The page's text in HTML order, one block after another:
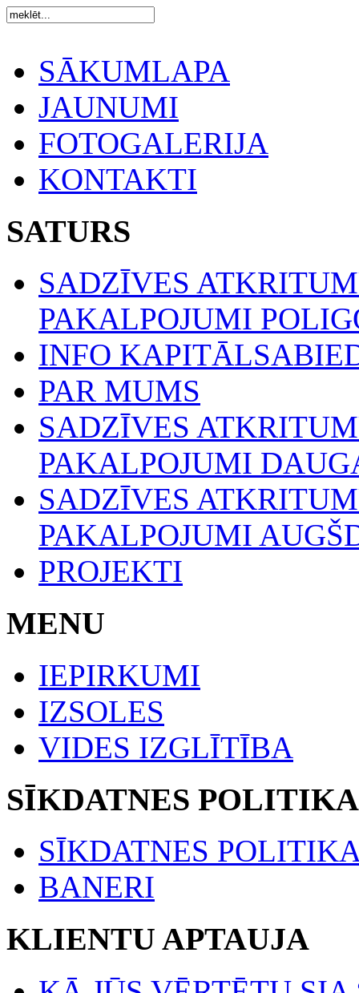
SĀKUMLAPA
JAUNUMI
FOTOGALERIJA
KONTAKTI
SATURS
SADZĪVES
PAKALPOJUMI
INFO
PAR MUMS
SADZĪVES
PAKALPOJUMI
SADZĪVES
PAKALPOJUMI
PROJEKTI
MENU
IEPIRKUMI
IZSOLES
VIDES IZGLĪTĪBA
SĪKDATNES
SĪKDATNES
BANERI
KLIENTU APTAUJA